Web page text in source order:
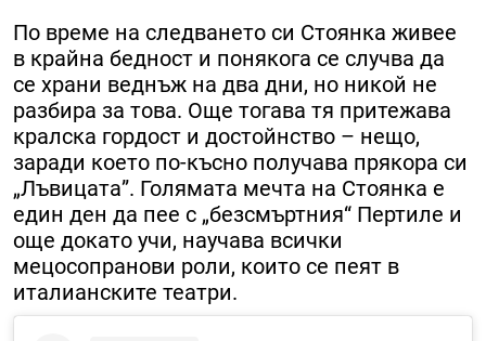
По време на следването си Стоянка живее
в крайна бедност и понякога се случва да
се храни веднъж на два дни, но никой не
разбира за това. Още тогава тя притежава
кралска гордост и достойнство – нещо,
заради което по-късно получава прякора си
„Лъвицата”. Голямата мечта на Стоянка е
един ден да пее с „безсмъртния“ Пертиле и
още докато учи, научава всички
мецосопранови роли, които се пеят в
италианските театри.